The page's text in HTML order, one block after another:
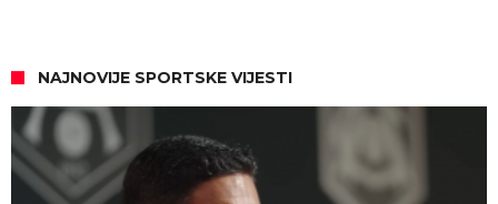
NAJNOVIJE SPORTSKE VIJESTI